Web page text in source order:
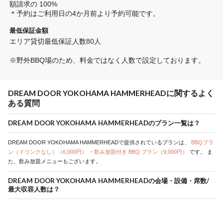
額請求の 100%
＊予約はご利用日の4か月前より予約可能です。
最低保証金額
エリア貸切最低保証人数80人
※野外BBQ場のため、料金ではなく人数で設定しております。
DREAM DOOR YOKOHAMA HAMMERHEADに関するよく
ある質問
DREAM DOOR YOKOHAMA HAMMERHEADのプラン一覧は？
DREAM DOOR YOKOHAMA HAMMERHEADで提供されているプランは、
BBQプラ
ン（ドリンクなし）（6,000円）
・ 飲み放題付き BBQ プラン（9,000円） です。
ま
た、飲み放題メニューもございます。
DREAM DOOR YOKOHAMA HAMMERHEADの会場・設備・席数/
最大収容人数は？